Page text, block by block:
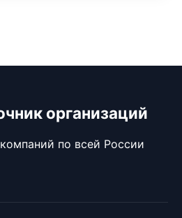
организаций
по всей России